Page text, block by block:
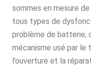
sommes en mesure
tous types de
problème de batterie,
mécanisme usé par le
l’ouverture et la